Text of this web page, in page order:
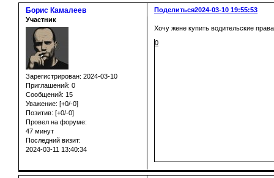
Поделиться2024-03-10 19:55:53
Борис Камалеев
Участник
Зарегистрирован: 2024-03-10
Приглашений: 0
Сообщений: 15
Уважение: [+0/-0]
Позитив: [+0/-0]
Провел на форуме:
47 минут
Последний визит:
2024-03-11 13:40:34
Хочу жене купить водительские
0